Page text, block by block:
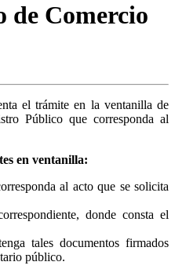
de Comercio
el trámite en la ventanilla de
Público que corresponda al
en ventanilla:
al acto que se solicita
donde consta el
tales documentos firmados
público.